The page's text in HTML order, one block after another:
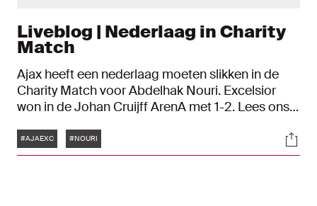
Liveblog | Nederlaag in Charity
Match
Ajax heeft een nederlaag moeten slikken in de
Charity Match voor Abdelhak Nouri. Excelsior
won in de Johan Cruijff ArenA met 1-2. Lees ons
Tags
#AJAEXC #NOURI